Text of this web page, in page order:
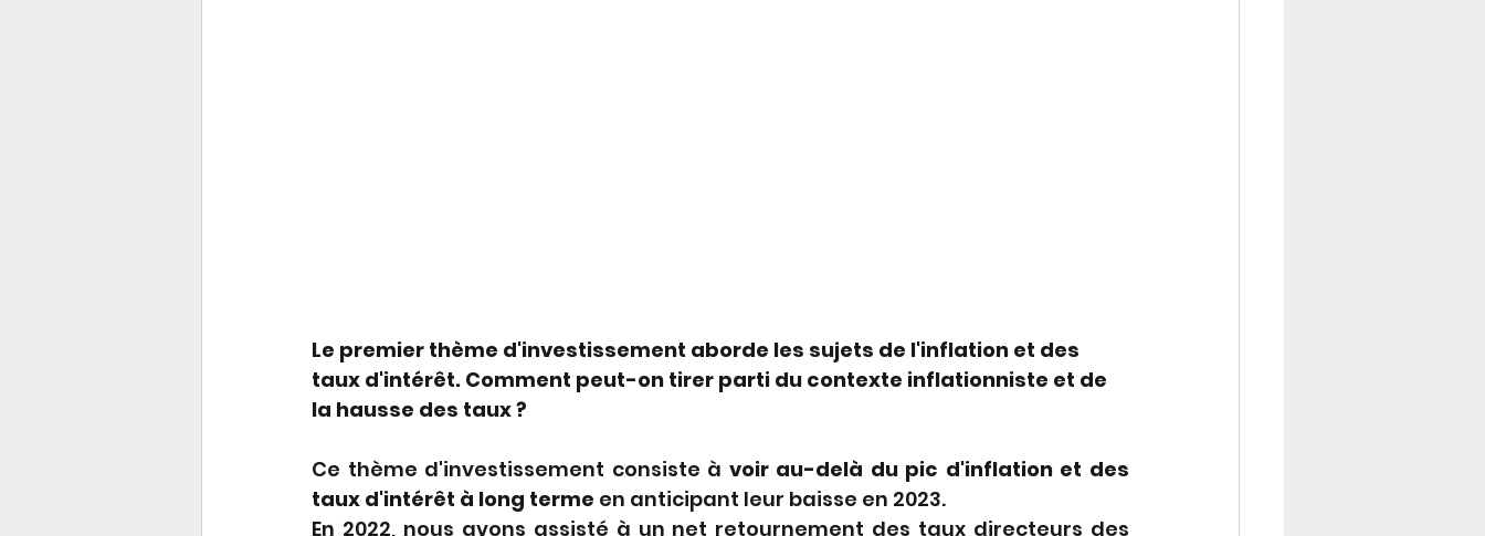
Le premier thème d'investissement aborde les sujets de l'inflation et des
taux d'intérêt. Comment peut-on tirer parti du contexte inflationniste et de
la hausse des taux ?
Ce thème d'investissement consiste à voir au-delà du pic d'inflation et des
taux d'intérêt à long terme en anticipant leur baisse en 2023.
En 2022, nous avons assisté à un net retournement des taux directeurs des